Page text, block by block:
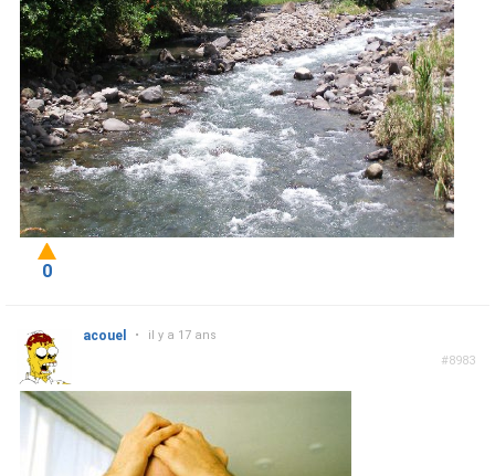
0
#8983
acouel • il y a 17 ans